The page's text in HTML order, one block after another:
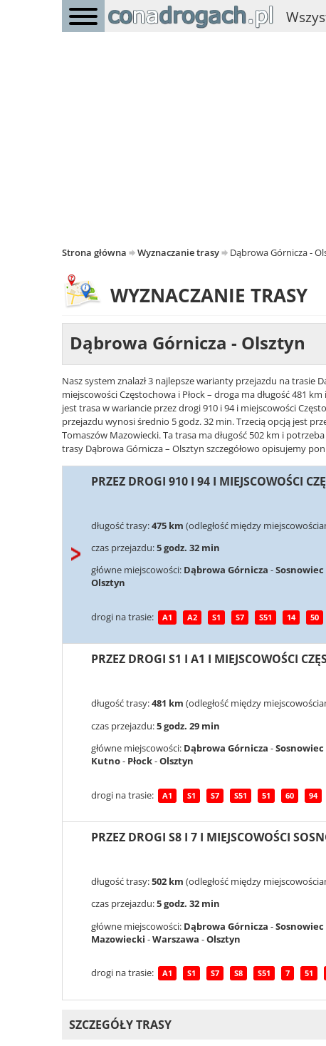
Strona główna Wyznaczanie trasy Dąbrowa Górnicza -
WYZNACZANIE TRASY
Dąbrowa Górnicza - Olsztyn
Nasz system znalazł 3 najlepsze warianty przejazdu na trasie
miejscowości Częstochowa i Płock – droga ma długość 481
jest trasa w wariancie przez drogi 910 i 94 i miejscowości
przejazdu wynosi średnio 5 godz. 32 min. Trzecią opcją jest
Tomaszów Mazowiecki. Ta trasa ma długość 502 km i
trasy Dąbrowa Górnicza – Olsztyn szczegółowo opisujemy
PRZEZ DROGI 910 I 94 I MIEJSCOWOŚCI
długość trasy:475 km (odległość między
czas przejazdu:5 godz. 32 min
główne miejscowości: Dąbrowa Górnicza -Sosnowiec
Olsztyn
drogi na trasie: A1 A2 S1 S7 S51 14 50
PRZEZ DROGI S1 I A1 I MIEJSCOWOŚCI
długość trasy:481 km (odległość między
czas przejazdu:5 godz. 29 min
główne miejscowości: Dąbrowa Górnicza -Sosnowiec
Kutno- Płock-Olsztyn
drogi na trasie: A1 S1 S7 S51 51 60 94
PRZEZ DROGI S8 I 7 I MIEJSCOWOŚCI
długość trasy:502 km (odległość między
czas przejazdu:5 godz. 32 min
główne miejscowości: Dąbrowa Górnicza -Sosnowiec
Mazowiecki -Warszawa -Olsztyn
drogi na trasie: A1 S1 S7 S8 S51 7 51
SZCZEGÓŁY TRASY